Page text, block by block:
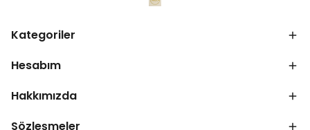
Kategoriler
Hesabım
Hakkımızda
Sözleşmeler